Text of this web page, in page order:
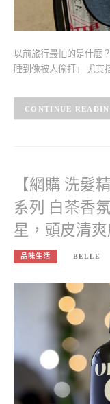
以前旅行最怕的是什麼
睡到像被人偷打」 尤
CONTINUE
【網購 洗髮
系列 白茶香
星，頭皮清爽
品味生活 BELLE